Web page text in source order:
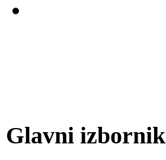
Glavni izbornik